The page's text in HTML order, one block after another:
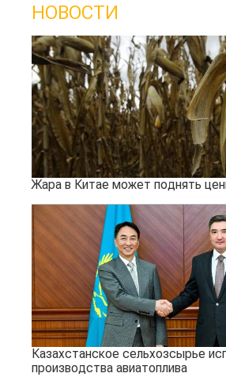
НОВОСТИ
Жара в Китае может поднять
Казахстанское сельхозсырье
производства авиатоплива